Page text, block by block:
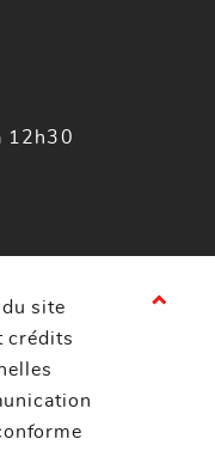
12h30
du site
crédits